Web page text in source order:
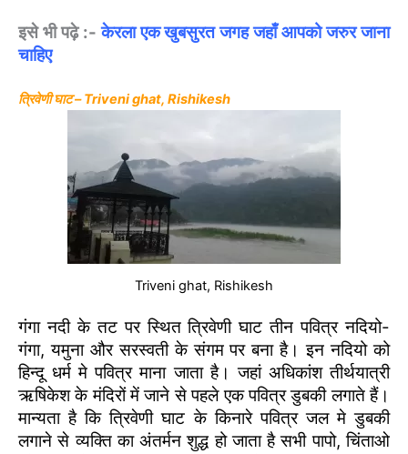
इसे भी पढ़े :-केरला एक खुबसुरत जगह जहाँ आपको जरुर जाना
चाहिए
त्रिवेणी घाट – Triveni ghat, Rishikesh
Triveni ghat, Rishikesh
गंगा नदी के तट पर स्थित त्रिवेणी घाट तीन पवित्र नदियो-
गंगा, यमुना और सरस्वती के संगम पर बना है। इन नदियो को
हिन्दू धर्म मे पवित्र माना जाता है। जहां अधिकांश तीर्थयात्री
ऋषिकेश के मंदिरों में जाने से पहले एक पवित्र डुबकी लगाते हैं।
मान्यता है कि त्रिवेणी घाट के किनारे पवित्र जल मे डुबकी
लगाने से व्यक्ति का अंतर्मन शुद्ध हो जाता है सभी पापो, चिंताओ